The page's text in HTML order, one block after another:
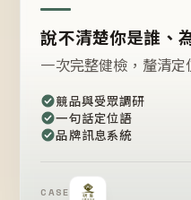
說不清楚你是誰、
一次完整健檢，釐清定
競品與受眾調研
一句話定位語
品牌訊息系統
CASE